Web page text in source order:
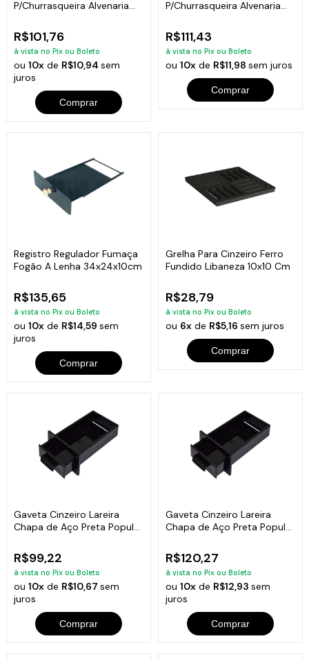
P/Churrasqueira Alvenaria
R$101,76
à vista no Pix ou Boleto
ou10x de R$10,94sem
juros
Comprar
P/Churrasqueira Alvenaria
R$111,43
à vista no Pix ou Boleto
ou 10xde R$11,98 sem juros
Comprar
Registro Regulador Fumaça
Fogão A Lenha 34x24x10cm
R$135,65
à vista no Pix ou Boleto
ou10x de R$14,59sem
juros
Comprar
Grelha Para Cinzeiro Ferro
Fundido Libaneza 10x10 Cm
R$28,79
à vista no Pix ou Boleto
ou 6xde R$5,16 sem juros
Comprar
Gaveta Cinzeiro Lareira
Chapa de Aço Preta Popular
R$99,22
à vista no Pix ou Boleto
ou10x de R$10,67sem
juros
Comprar
Gaveta Cinzeiro Lareira
Chapa de Aço Preta Popular
R$120,27
à vista no Pix ou Boleto
ou 10xde R$12,93 sem
juros
Comprar